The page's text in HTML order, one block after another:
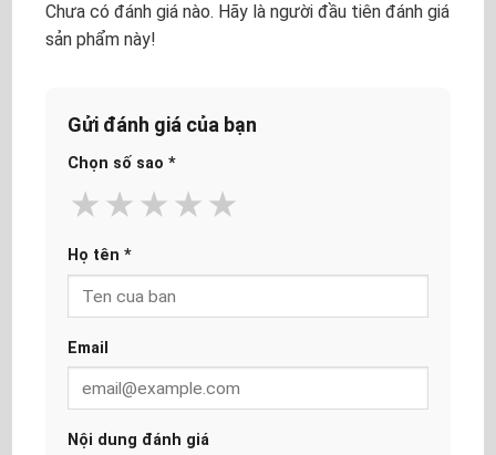
Chưa có đánh giá nào. Hãy là người đầu tiên đánh giá
sản phẩm này!
Gửi đánh giá của bạn
Chọn số sao *
★
★
★
★
★
Họ tên *
Email
Nội dung đánh giá